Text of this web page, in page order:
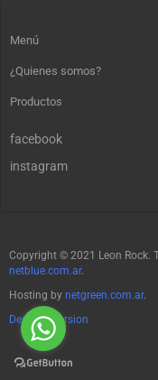
Menú
¿Quienes somos?
Productos
facebook
instagram
Copyright © 2021 Leon Rock.
netblue.com.ar.
Hosting by netgreen.com.ar.
Desktop Version